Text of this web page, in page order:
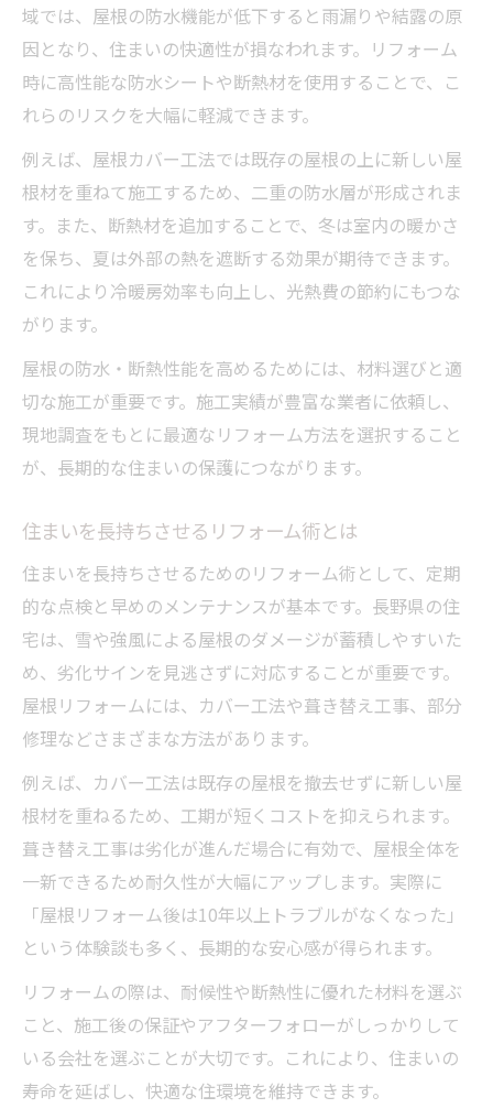
域では、屋根の防水機能が低下すると雨漏りや結露の原
因となり、住まいの快適性が損なわれます。リフォーム
時に高性能な防水シートや断熱材を使用することで、こ
れらのリスクを大幅に軽減できます。
例えば、屋根カバー工法では既存の屋根の上に新しい屋
根材を重ねて施工するため、二重の防水層が形成されま
す。また、断熱材を追加することで、冬は室内の暖かさ
を保ち、夏は外部の熱を遮断する効果が期待できます。
これにより冷暖房効率も向上し、光熱費の節約にもつな
がります。
屋根の防水・断熱性能を高めるためには、材料選びと適
切な施工が重要です。施工実績が豊富な業者に依頼し、
現地調査をもとに最適なリフォーム方法を選択すること
が、長期的な住まいの保護につながります。
住まいを長持ちさせるリフォーム術とは
住まいを長持ちさせるためのリフォーム術として、定期
的な点検と早めのメンテナンスが基本です。長野県の住
宅は、雪や強風による屋根のダメージが蓄積しやすいた
め、劣化サインを見逃さずに対応することが重要です。
屋根リフォームには、カバー工法や葺き替え工事、部分
修理などさまざまな方法があります。
例えば、カバー工法は既存の屋根を撤去せずに新しい屋
根材を重ねるため、工期が短くコストを抑えられます。
葺き替え工事は劣化が進んだ場合に有効で、屋根全体を
一新できるため耐久性が大幅にアップします。実際に
「屋根リフォーム後は10年以上トラブルがなくなった」
という体験談も多く、長期的な安心感が得られます。
リフォームの際は、耐候性や断熱性に優れた材料を選ぶ
こと、施工後の保証やアフターフォローがしっかりして
いる会社を選ぶことが大切です。これにより、住まいの
寿命を延ばし、快適な住環境を維持できます。